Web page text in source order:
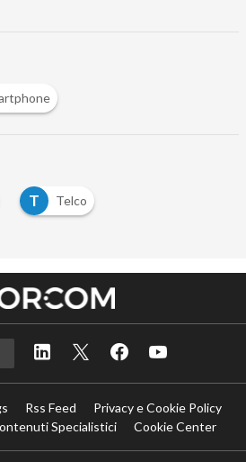
T Telco
Rss Feed
Privacy e Cookie Policy
Specialistici
Cookie Center